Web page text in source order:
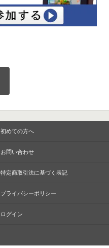
初めての方へ
お問い合わせ
特定商取引法に基づく表記
プライバシーポリシー
ログイン